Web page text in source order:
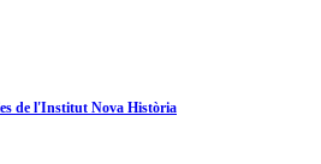
de l'Institut Nova Història